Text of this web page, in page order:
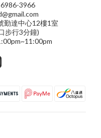
3966
勤達中心12樓1室
步行3分鐘)